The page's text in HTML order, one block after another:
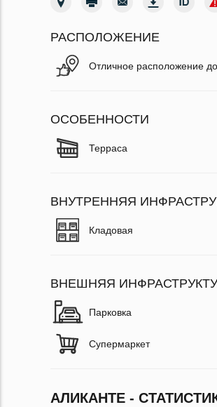
РАСПОЛОЖЕНИЕ
Отличное расположение
ОСОБЕННОСТИ
Терраса
ВНУТРЕННЯЯ
Кладовая
ВНЕШНЯЯ
Парковка
Супермаркет
АЛИКАНТЕ -